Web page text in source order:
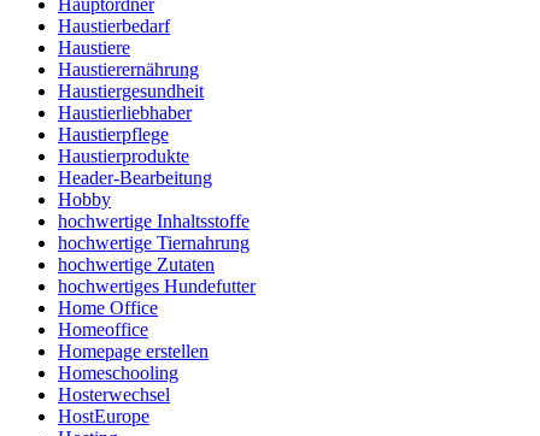
Hauptordner
Haustierbedarf
Haustiere
Haustierernährung
Haustiergesundheit
Haustierliebhaber
Haustierpflege
Haustierprodukte
Header-Bearbeitung
Hobby
hochwertige Inhaltsstoffe
hochwertige Tiernahrung
hochwertige Zutaten
hochwertiges Hundefutter
Home Office
Homeoffice
Homepage erstellen
Homeschooling
Hosterwechsel
HostEurope